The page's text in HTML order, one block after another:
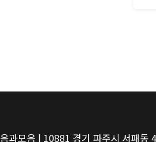
과모음 | 10881 경기 파주시 서패